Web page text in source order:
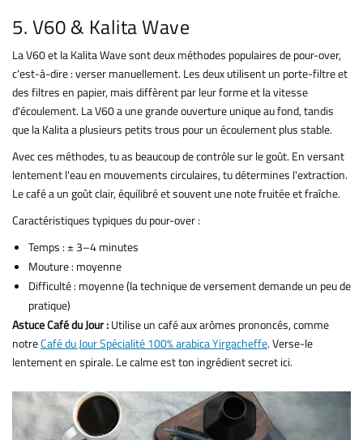
5. V60 & Kalita Wave
La V60 et la Kalita Wave sont deux méthodes populaires de pour-over,
c'est-à-dire : verser manuellement. Les deux utilisent un porte-filtre et
des filtres en papier, mais diffèrent par leur forme et la vitesse
d'écoulement. La V60 a une grande ouverture unique au fond, tandis
que la Kalita a plusieurs petits trous pour un écoulement plus stable.
Avec ces méthodes, tu as beaucoup de contrôle sur le goût. En versant
lentement l'eau en mouvements circulaires, tu détermines l'extraction.
Le café a un goût clair, équilibré et souvent une note fruitée et fraîche.
Caractéristiques typiques du pour-over :
Temps : ± 3–4 minutes
Mouture : moyenne
Difficulté : moyenne (la technique de versement demande un peu de
pratique)
Astuce Café du Jour :Utilise un café aux arômes prononcés, comme
notreCafé du Jour Spécialité 100% arabica Yirgacheffe. Verse-le
lentement en spirale. Le calme est ton ingrédient secret ici.